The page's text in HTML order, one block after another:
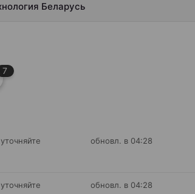
Беларусь
7
уточняйте обновл. в 04:28
уточняйте обновл. в 04:28